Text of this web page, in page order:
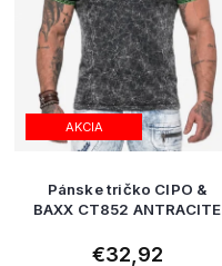
AKCIA
Pánske tričko CIPO &
BAXX CT852 ANTRACITE
€32,92